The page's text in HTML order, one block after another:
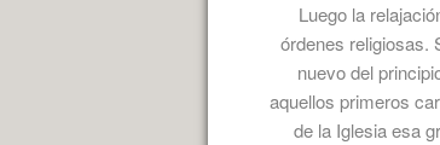
Luego la
órdenes religiosas.
nuevo del
aquellos primeros
de la Iglesia esa